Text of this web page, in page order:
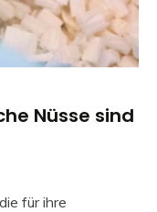
Nüsse sind
für ihre